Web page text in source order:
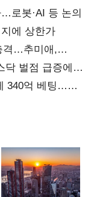
로봇·AI 등 논의
에 상한가
격…추미애,
닥 벌점 급증에
340억 베팅…